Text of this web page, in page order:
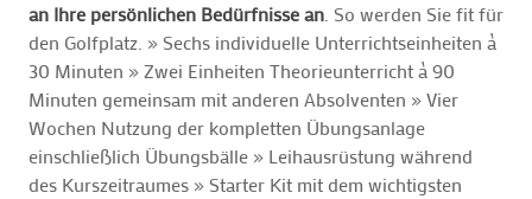
an Ihre persönlichen Bedürfnisse an . So werden Sie fit für
den Golfplatz. » Sechs individuelle Unterrichtseinheiten à
30 Minuten » Zwei Einheiten Theorieunterricht à 90
Minuten gemeinsam mit anderen Absolventen » Vier
Wochen Nutzung der kompletten Übungsanlage
einschließlich Übungsbälle » Leihausrüstung während
des Kurszeitraumes » Starter Kit mit dem wichtigsten